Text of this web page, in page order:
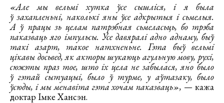
«Але мы вельмі хутка ўсе сышліся, і я была
ў захапленьні, наколькі яны ўсе адкрытыя і сьмелыя.
А ў працы зь целам патрэбная сьмеласьць, бо трэба
паказваць яго імпульсы. Усе давяралі адно аднаму, быў
такі азарт, такое натхненьне. Гэта быў вельмі
цікавы досьвед, як акторы шукаюць агульную мову, рухі,
сюжэты праз тое, што іх цела не забылася, яно было
ў гэтай сытуацыі, было ў турме, у аўтазаку, было
ўсюды, і мы менавіта гэта хочам паказваць», — кажа
доктар Імке Хансэн.